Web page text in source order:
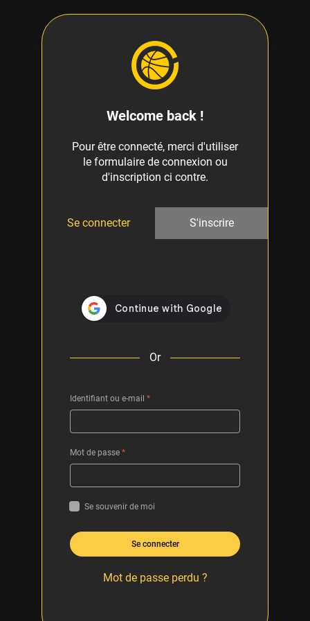
Welcome back !
Pour être connecté, merci d'utiliser
le formulaire de connexion ou
d'inscription ci contre.
Se connecter S'inscrire
Or
Identifiant ou e-mail *
Mot de passe *
Se souvenir de moi
Se connecter
Mot de passe perdu ?